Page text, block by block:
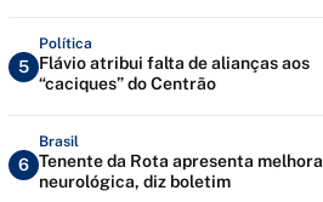
5
Política
Flávio atribui falta de alianças aos
“caciques” do Centrão
6
Brasil
Tenente da Rota apresenta melhora
neurológica, diz boletim